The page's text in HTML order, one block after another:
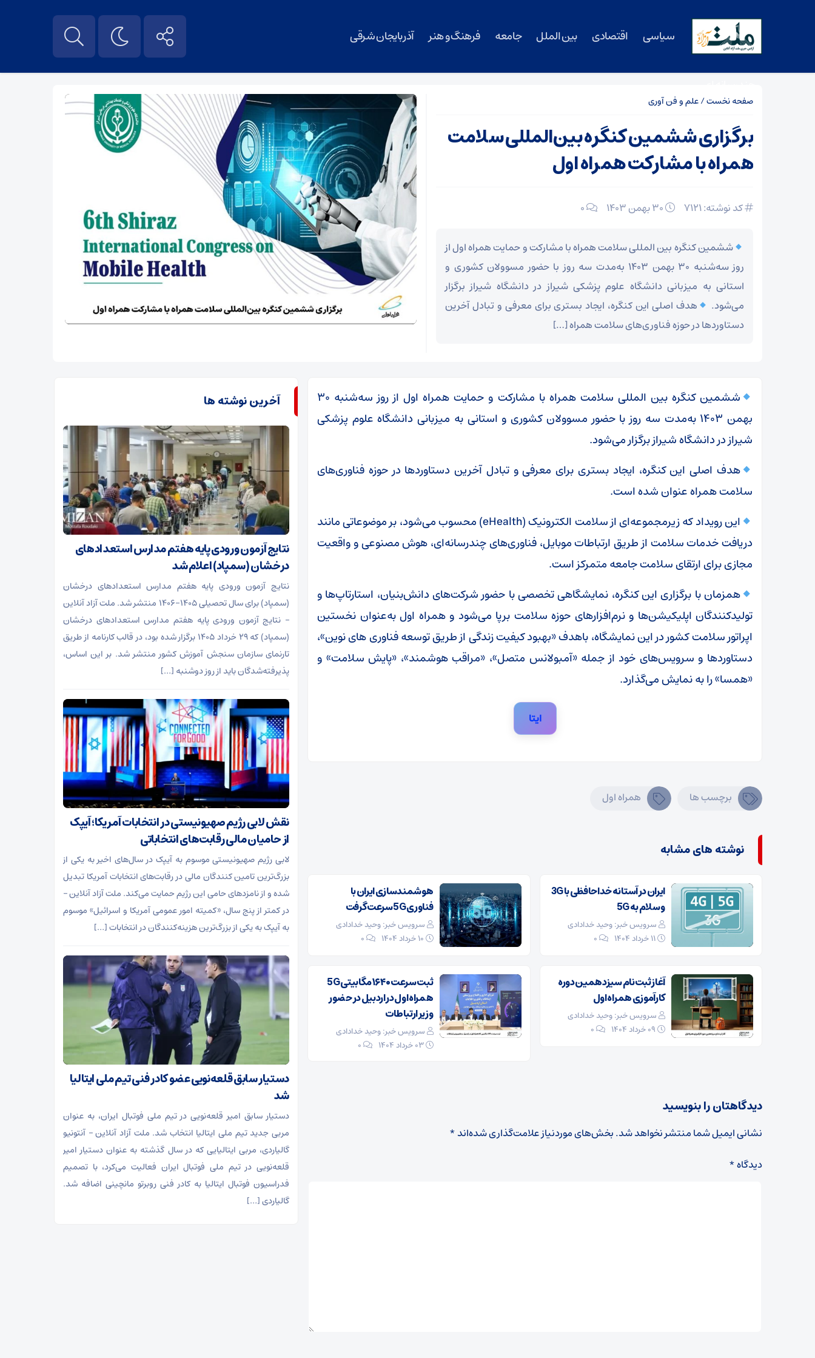
سیاسی اقتصادی بین الملل جامعه فرهنگ و هنر آذربایجان شرقی
صفحه نخست/علم و فن آوری
برگزاری ششمین کنگره بین‌المللی سلامت
همراه با مشارکت همراه اول
کد نوشته: 7121 0
ششمین کنگره بین المللی سلامت همراه با مشارکت و حمایت همراه اول از
روز سه‌شنبه ۳۰ بهمن ۱۴۰۳ به‌مدت سه روز با حضور مسوولان کشوری و
استانی به میزبانی دانشگاه علوم پزشکی شیراز در دانشگاه شیراز برگزار
می‌شود.
هدف اصلی این کنگره، ایجاد بستری برای معرفی و تبادل آخرین
دستاوردها در حوزه فناوری‌های سلامت همراه […]
ششمین کنگره بین المللی سلامت همراه با مشارکت و حمایت همراه اول از روز سه‌شنبه ۳۰
بهمن ۱۴۰۳ به‌مدت سه روز با حضور مسوولان کشوری و استانی به میزبانی دانشگاه علوم پزشکی
شیراز در دانشگاه شیراز برگزار می‌شود.
هدف اصلی این کنگره، ایجاد بستری برای معرفی و تبادل آخرین دستاوردها در حوزه فناوری‌های
سلامت همراه عنوان شده است.
این رویداد که زیرمجموعه‌ای از سلامت الکترونیک (eHealth) محسوب می‌شود، بر موضوعاتی مانند
دریافت خدمات سلامت از طریق ارتباطات موبایل، فناوری‌های چندرسانه‌ای، هوش مصنوعی و واقعیت
مجازی برای ارتقای سلامت جامعه متمرکز است.
همزمان با برگزاری این کنگره، نمایشگاهی تخصصی با حضور شرکت‌های دانش‌بنیان، استارتاپ‌ها و
تولیدکنندگان اپلیکیشن‌ها و نرم‌افزارهای حوزه سلامت برپا می‌شود و همراه اول به‌عنوان نخستین
اپراتور سلامت کشور در این نمایشگاه، باهدف «بهبود کیفیت زندگی از طریق توسعه فناوری های نوین»،
دستاوردها و سرویس‌های خود از جمله «آمبولانس متصل»، «مراقب هوشمند»، «پایش سلامت» و
«همسا» را به نمایش می‌گذارد.
ایتا
برچسب ها همراه اول
نوشته های مشابه
ایران در آستانه خداحافظی با 3G
و سلام به 5G
سرویس خبر: وحید خدادادی
0
هوشمندسازی ایران با
فناوری 5G سرعت گرفت
سرویس خبر: وحید خدادادی
0
آغاز ثبت‌نام سیزدهمین دوره
کارآموزی همراه اول
سرویس خبر: وحید خدادادی
0
ثبت سرعت ۱۶۴۰ مگابیتی 5G
همراه اول در اردبیل در حضور
وزیر ارتباطات
سرویس خبر: وحید خدادادی
۰۳ خرداد ۱۴۰۴
0
دیدگاهتان را بنویسید
نشانی ایمیل شما منتشر نخواهد شد.بخش‌های موردنیاز علامت‌گذاری شده‌اند*
دیدگاه*
آخرین نوشته ها
نتایج آزمون ورودی پایه هفتم مدارس استعدادهای
درخشان (سمپاد) اعلام شد
نتایج آزمون ورودی پایه هفتم مدارس استعدادهای درخشان
(سمپاد) برای سال تحصیلی ۱۴۰۵-۱۴۰۶ منتشر شد. ملت آزاد آنلاین
– نتایج آزمون ورودی پایه هفتم مدارس استعدادهای درخشان
(سمپاد) که ۲۹ خرداد ۱۴۰۵ برگزار شده بود، در قالب کارنامه از طریق
تارنمای سازمان سنجش آموزش کشور منتشر شد. بر این اساس،
پذیرفته‌شدگان باید از روز دوشنبه […]
نقش لابی رژیم صهیونیستی در انتخابات آمریکا؛ آیپک
از حامیان مالی رقابت‌های انتخاباتی
لابی رژیم صهیونیستی موسوم به آیپک در سال‌های اخیر به یکی از
بزرگ‌ترین تامین کنندگان مالی در رقابت‌های انتخابات آمریکا تبدیل
شده و از نامزدهای حامی این رژیم حمایت می‌کند. ملت آزاد آنلاین –
در کمتر از پنج سال، «کمیته امور عمومی آمریکا و اسرائیل» موسوم
به آیپک به یکی از بزرگ‌ترین هزینه‌کنندگان در انتخابات […]
دستیار سابق قلعه‌نویی عضو کادر فنی تیم ملی ایتالیا
شد
دستیار سابق امیر قلعه‌نویی در تیم ملی فوتبال ایران، به عنوان
مربی جدید تیم ملی ایتالیا انتخاب شد. ملت آزاد آنلاین – آنتونیو
گالیاردی، مربی ایتالیایی که در سال گذشته به عنوان دستیار امیر
قلعه‌نویی در تیم ملی فوتبال ایران فعالیت می‌کرد، با تصمیم
فدراسیون فوتبال ایتالیا به کادر فنی روبرتو مانچینی اضافه شد.
گالیاردی […]